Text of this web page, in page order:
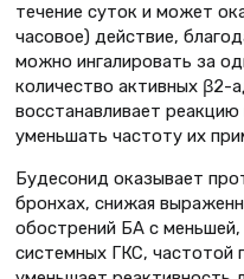
течение суток и может
часовое) действие,
можно ингалировать за
количество активных β2-
восстанавливает
уменьшать частоту их
Будесонид оказывает
бронхах, снижая
обострений БА с меньшей,
системных ГКС, частотой